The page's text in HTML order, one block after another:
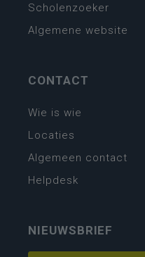
Scholenzoeker
Algemene website
CONTACT
Wie is wie
Locaties
Algemeen contact
Helpdesk
NIEUWSBRIEF